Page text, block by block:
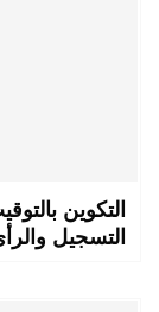
التكوين
التسجيل